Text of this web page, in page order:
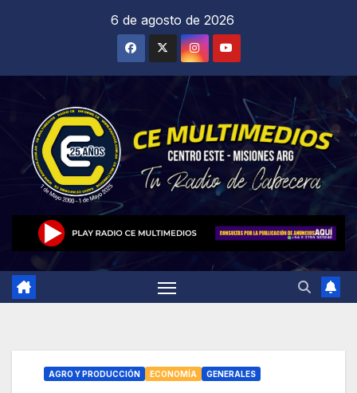
6 de agosto de 2026
AGRO Y PRODUCCIÓN ECONOMÍA GENERALES